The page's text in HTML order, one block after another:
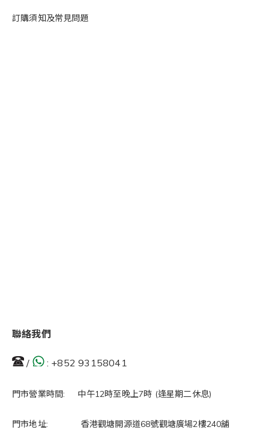
訂購須知及常見問題
聯絡我們
/ : +852 93158041
門市營業時間: 中午12時至晚上7時 (逢星期二休息)
門市地址: 香港觀塘開源道68號觀塘廣場2樓240舖